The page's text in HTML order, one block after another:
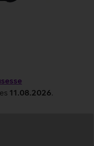
11.08.2026